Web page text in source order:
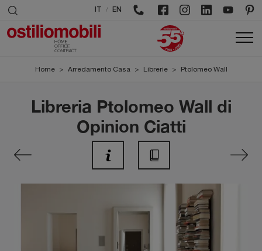
/ EN
Home > Arredamento Casa > Librerie > Ptolomeo Wall
Libreria Ptolomeo Wall di
Opinion Ciatti